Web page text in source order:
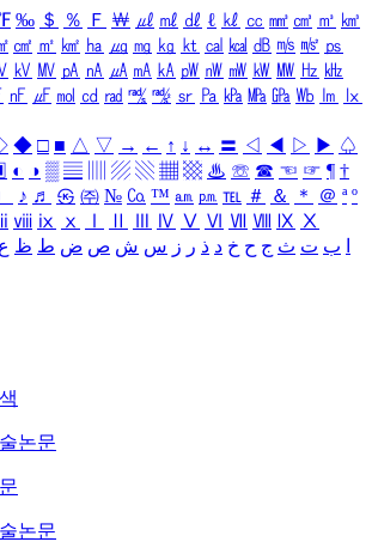
‰ ＄ ％ Ｆ ￦ ㎕ ㎖ ㎗ ℓ ㎘ ㏄ ㎣ ㎤ ㎥ ㎦
㎠ ㎡ ㎢ ㏊ ㎍ ㎎ ㎏ ㏏ ㎈ ㎉ ㏈ ㎧ ㎨ ㎰
㎸ ㎹ ㎀ ㎁ ㎂ ㎃ ㎄ ㎺ ㎻ ㎽ ㎾ ㎿ ㎐ ㎑
㎋ ㎌ ㏖ ㏅ ㎭ ㎮ ㎯ ㏛ ㎩ ㎪ ㎫ ㎬ ㏝ ㏐
㏓
◆ □ ■ △ ▽ → ← ↑ ↓ ↔ 〓 ◁ ◀ ▷ ▶ ♤
◐ ◑ ▒ ▤ ▨ ▧ ▦ ▩ ♨ ☏ ☎ ☜ ☞ ¶ †
♪ ♬ ㉿ ㈜ № ㏇ ™ ㏂ ㏘ ℡ ＃ ＆ ＊ ＠ ª º
ⅷ ⅸ ⅹ Ⅳ Ⅴ Ⅵ Ⅶ Ⅷ Ⅸ Ⅹ
ب ت ث ج ح خ د ذ ر ز س ش ص ض ط ظ ع
논문
논문